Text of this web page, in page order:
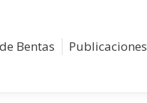
Bentas Publicaciones